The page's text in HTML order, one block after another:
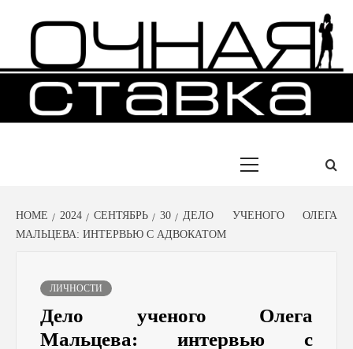
ОЧНАЯ
СТАВКА
ИСТОРИИ УСПЕХА ЛЮДЕЙ
HOME 2024 СЕНТЯБРЬ 30
ДЕЛО УЧЕНОГО ОЛЕГА
МАЛЬЦЕВА: ИНТЕРВЬЮ С АДВОКАТОМ
ЛИЧНОСТИ
Дело ученого Олега
Мальцева: интервью с